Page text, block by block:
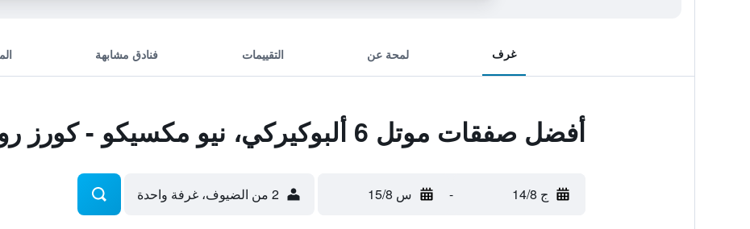
غرف لمحة عن التقييمات فنادق مشابهة
أفضل صفقات موتل 6 ألبوكيركي، نيو مكسيكو - كورز رود
ج 14/8 - س 15/8 2 من الضيوف، غرفة واحدة